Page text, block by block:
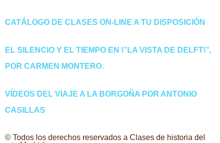
CATÁLOGO DE CLASES ON-LINE A TU DISPOSICIÓN
EL SILENCIO Y EL TIEMPO EN \”LA VISTA DE DELFT\”,
POR CARMEN MONTERO.
VÍDEOS DEL VIAJE A LA BORGOÑA POR ANTONIO
CASILLAS
© Todos los derechos reservados a Clases de historia del